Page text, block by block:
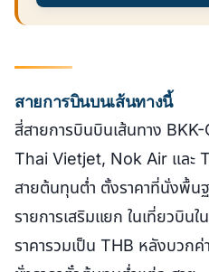
สายการบินบนเส้นทางนี้
สี่สายการบินบินเส้นทาง
Thai Vietjet, Nok Air และ
สายต้นทุนต่ำ ตั้งราคาที่นั่งพื้นฐ
รายการเสริมแยก ในเที่ยวบินใ
ราคารวมเป็น THB หลังบวกค่